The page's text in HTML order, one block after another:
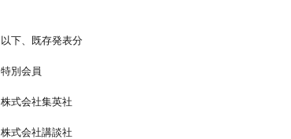
以下、既存発表分
特別会員
株式会社集英社
株式会社講談社